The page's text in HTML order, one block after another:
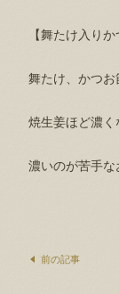
【舞たけ入りか
舞たけ、かつお
焼生姜ほど濃く
濃いのが苦手な
前の記事